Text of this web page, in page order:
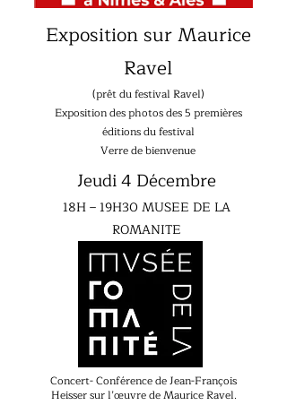
Exposition sur Maurice
Ravel
(prêt du festival Ravel)
Exposition des photos des5 premières
éditions du festival
Verre de bienvenue
Jeudi 4 Décembre
18H – 19H30 MUSEE DE LA
ROMANITE
Concert- Conférence de Jean-François
Heisser sur l’œuvre de Maurice Ravel.